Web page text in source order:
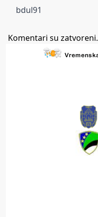
bdul91
Komentari su zatvoreni.